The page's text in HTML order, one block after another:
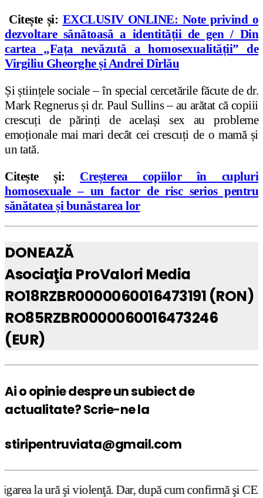
Citește și: EXCLUSIV ONLINE: Note privind o
dezvoltare sănătoasă a identității de gen / Din
cartea „Fața nevăzută a homosexualității” de
Virgiliu Gheorghe și Andrei Dîrlău
Și științele sociale – în special cercetările făcute de dr.
Mark Regnerus și dr. Paul Sullins – au arătat că copiii
crescuți de părinți de același sex au probleme
emoționale mai mari decât cei crescuți de o mamă și
un tată.
Citește și: Creșterea copiilor în cupluri
homosexuale – un factor de risc serios pentru
sănătatea și bunăstarea lor
DONEAZĂ
Asociaţia ProValori Media
RO18RZBR0000060016473191 (RON)
RO85RZBR0000060016473246
(EUR)
Ai o opinie despre un subiect de
actualitate? Scrie-ne la
stiripentruviata@gmail.com
Dar, după cum confirmă şi CEDO în cazul